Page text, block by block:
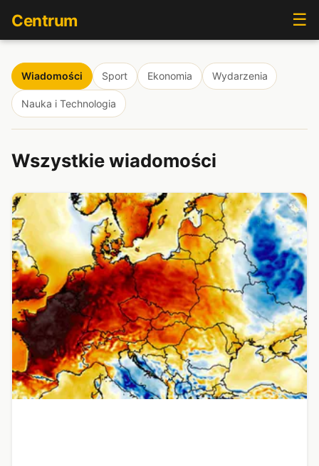
Centrum ☰
Wiadomości Sport Ekonomia Wydarzenia
Nauka i Technologia
Wszystkie wiadomości